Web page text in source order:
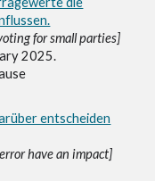
for small parties]
2025.
entscheiden
have an impact]